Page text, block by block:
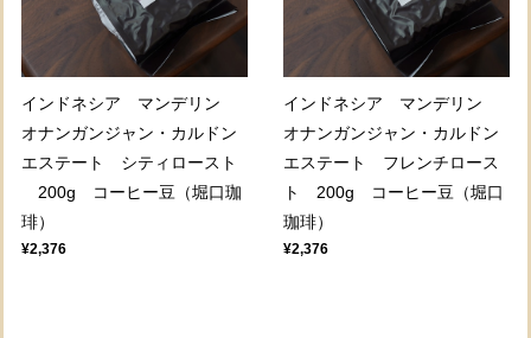
インドネシア マンデリン
オナンガンジャン・カルドン
エステート シティロースト
200g コーヒー豆（堀口珈
琲）
¥2,376
インドネシア マンデリン
オナンガンジャン・カルドン
エステート フレンチロース
ト 200g コーヒー豆（堀口
珈琲）
¥2,376